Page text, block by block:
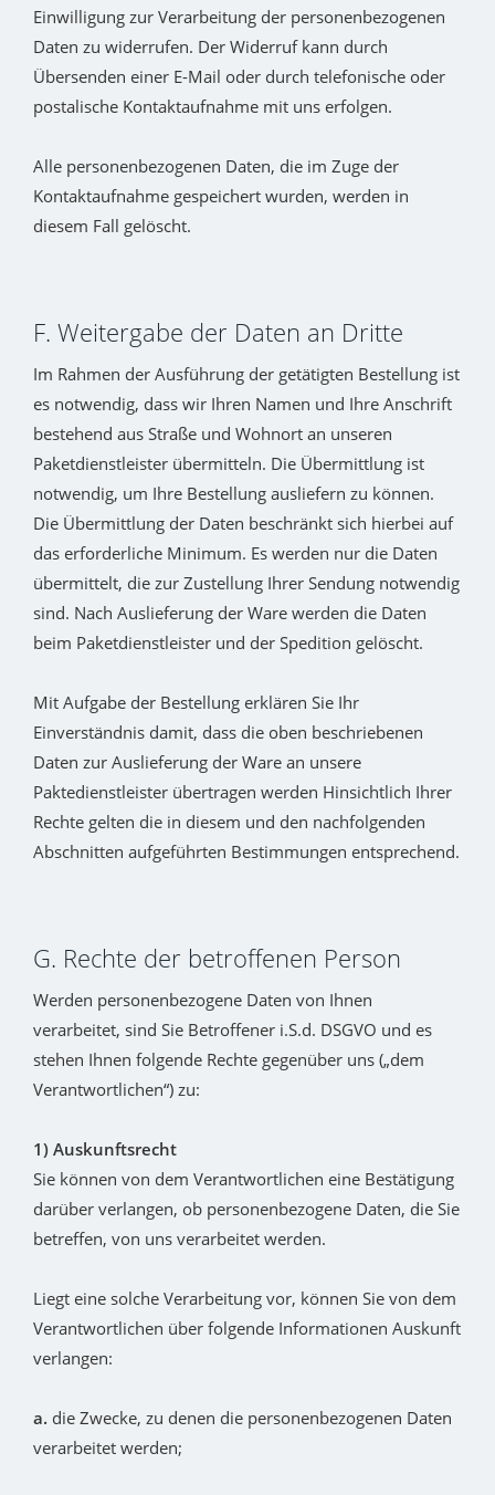
Einwilligung zur Verarbeitung der personenbezogenen
Daten zu widerrufen. Der Widerruf kann durch
Übersenden einer E-Mail oder durch telefonische oder
postalische Kontaktaufnahme mit uns erfolgen.
Alle personenbezogenen Daten, die im Zuge der
Kontaktaufnahme gespeichert wurden, werden in
diesem Fall gelöscht.
F. Weitergabe der Daten an Dritte
Im Rahmen der Ausführung der getätigten Bestellung ist
es notwendig, dass wir Ihren Namen und Ihre Anschrift
bestehend aus Straße und Wohnort an unseren
Paketdienstleister übermitteln. Die Übermittlung ist
notwendig, um Ihre Bestellung ausliefern zu können.
Die Übermittlung der Daten beschränkt sich hierbei auf
das erforderliche Minimum. Es werden nur die Daten
übermittelt, die zur Zustellung Ihrer Sendung notwendig
sind. Nach Auslieferung der Ware werden die Daten
beim Paketdienstleister und der Spedition gelöscht.
Mit Aufgabe der Bestellung erklären Sie Ihr
Einverständnis damit, dass die oben beschriebenen
Daten zur Auslieferung der Ware an unsere
Paktedienstleister übertragen werden Hinsichtlich Ihrer
Rechte gelten die in diesem und den nachfolgenden
Abschnitten aufgeführten Bestimmungen entsprechend.
G. Rechte der betroffenen Person
Werden personenbezogene Daten von Ihnen
verarbeitet, sind Sie Betroffener i.S.d. DSGVO und es
stehen Ihnen folgende Rechte gegenüber uns („dem
Verantwortlichen“) zu:
1) Auskunftsrecht
Sie können von dem Verantwortlichen eine Bestätigung
darüber verlangen, ob personenbezogene Daten, die Sie
betreffen, von uns verarbeitet werden.
Liegt eine solche Verarbeitung vor, können Sie von dem
Verantwortlichen über folgende Informationen Auskunft
verlangen:
a. die Zwecke, zu denen die personenbezogenen Daten
verarbeitet werden;